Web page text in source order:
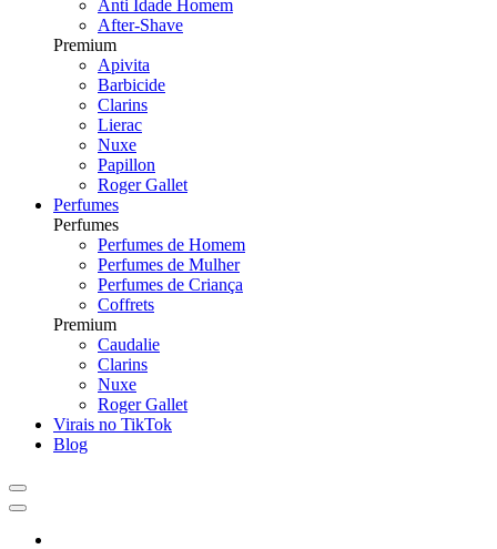
Anti Idade Homem
After-Shave
Premium
Apivita
Barbicide
Clarins
Lierac
Nuxe
Papillon
Roger Gallet
Perfumes
Perfumes
Perfumes de Homem
Perfumes de Mulher
Perfumes de Criança
Coffrets
Premium
Caudalie
Clarins
Nuxe
Roger Gallet
Virais no TikTok
Blog